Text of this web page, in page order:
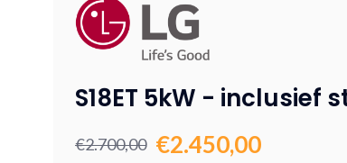
S18ET 5kW -
€2.700,00 €2.450,00